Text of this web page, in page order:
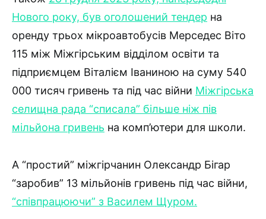
Нового року, був оголошений тендер на
оренду трьох мікроавтобусів Мерседес Віто
115 між Міжгірським відділом освіти та
підприємцем Віталієм Іваниною на суму 540
000 тисяч гривень та під час війни Міжгірська
селищна рада “списала” більше ніж пів
мільйона гривень на комп’ютери для школи.
А “простий” міжгірчанин Олександр Бігар
“заробив” 13 мільйонів гривень під час війни,
“співпрацюючи” з Василем Щуром.